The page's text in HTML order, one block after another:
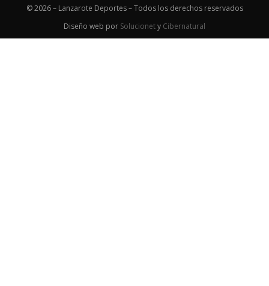
© 2026 – Lanzarote Deportes – Todos los derechos reservados
Diseño web por Solucionety Cibernatural